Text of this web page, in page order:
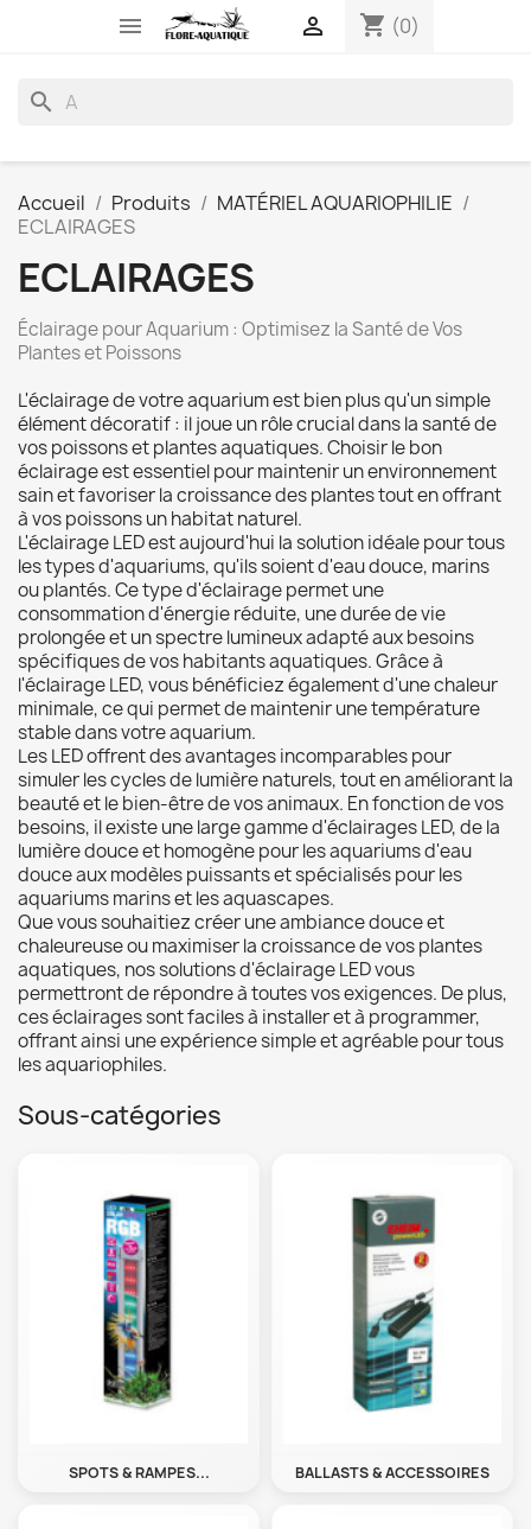
 shopping_cart (0)

search
Accueil Produits
MATÉRIEL AQUARIOPHILIE
ECLAIRAGES
ECLAIRAGES
Éclairage pour Aquarium : Optimisez la Santé de Vos
Plantes et Poissons
L'éclairage de votre aquarium est bien plus qu'un simple
élément décoratif : il joue un rôle crucial dans la santé de
vos poissons et plantes aquatiques. Choisir le bon
éclairage est essentiel pour maintenir un environnement
sain et favoriser la croissance des plantes tout en offrant
à vos poissons un habitat naturel.
L'éclairage LED est aujourd'hui la solution idéale pour tous
les types d'aquariums, qu'ils soient d'eau douce, marins
ou plantés. Ce type d'éclairage permet une
consommation d'énergie réduite, une durée de vie
prolongée et un spectre lumineux adapté aux besoins
spécifiques de vos habitants aquatiques. Grâce à
l'éclairage LED, vous bénéficiez également d'une chaleur
minimale, ce qui permet de maintenir une température
stable dans votre aquarium.
Les LED offrent des avantages incomparables pour
simuler les cycles de lumière naturels, tout en améliorant la
beauté et le bien-être de vos animaux. En fonction de vos
besoins, il existe une large gamme d'éclairages LED, de la
lumière douce et homogène pour les aquariums d'eau
douce aux modèles puissants et spécialisés pour les
aquariums marins et les aquascapes.
Que vous souhaitiez créer une ambiance douce et
chaleureuse ou maximiser la croissance de vos plantes
aquatiques, nos solutions d'éclairage LED vous
permettront de répondre à toutes vos exigences. De plus,
ces éclairages sont faciles à installer et à programmer,
offrant ainsi une expérience simple et agréable pour tous
les aquariophiles.
Sous-catégories
SPOTS & RAMPES... BALLASTS & ACCESSOIRES